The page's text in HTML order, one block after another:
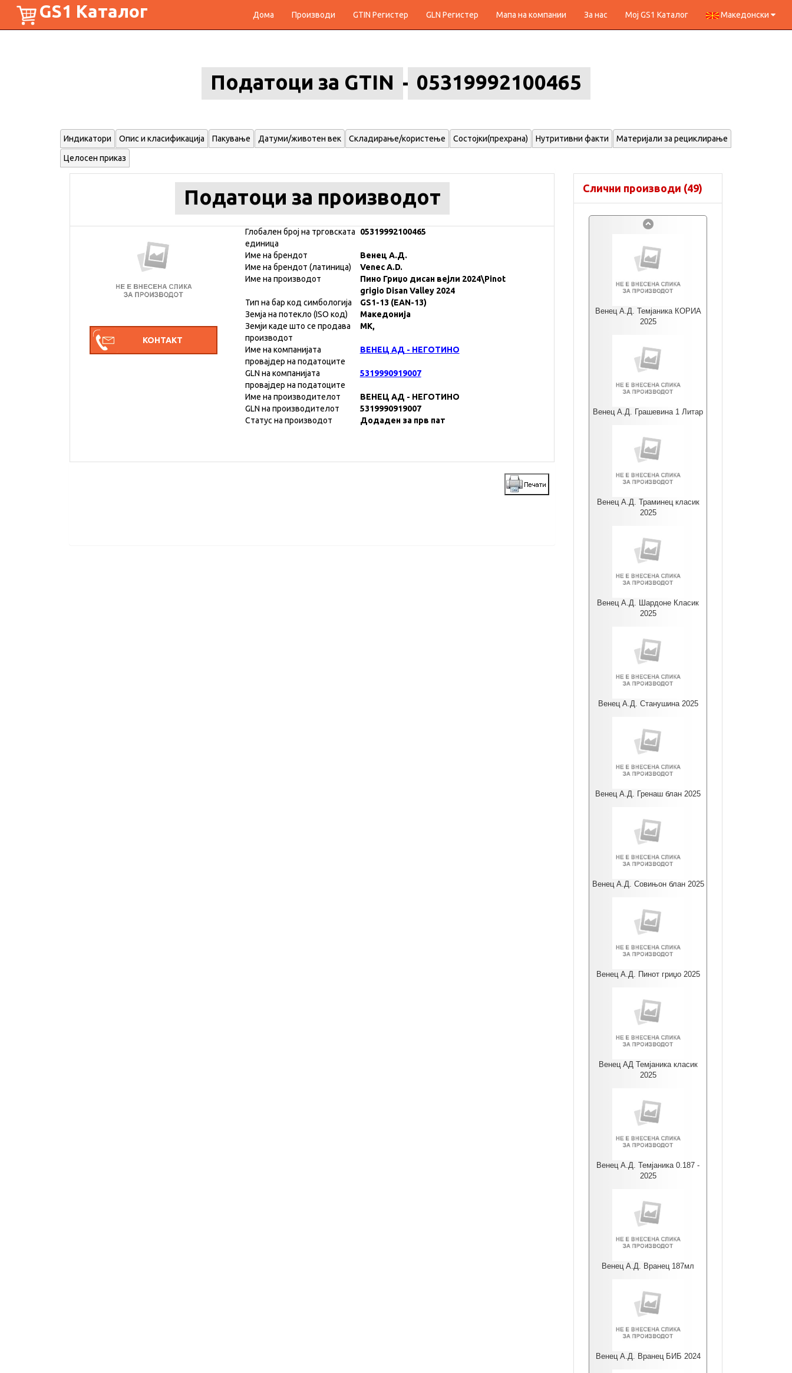
GS1 Каталог Дома Производи GTIN Регистер GLN Регистер Мапа на компании За нас Мој GS1 Каталог Македонски
Податоци за GTIN 05319992100465
Индикатори Опис и класификација Пакување Датуми/животен век Складирање/користење Состојки(прехрана) Нутритивни факти Материјали за рециклирање
Целосен приказ
Податоци за производот
Глобален број на трговската
единица
05319992100465
Име на брендот
Венец А.Д.
Име на брендот (латиница)
Venec A.D.
Име на производот
Пино Гриџо дисан вејли 2024\Pinot
grigio Disan Valley 2024
Тип на бар код симбологија
GS1-13 (EAN-13)
Земја на потекло (ISO код)
Македонија
Земји каде што се продава
производот
MK,
Име на компанијата
провајдер на податоците
ВЕНЕЦ АД - НЕГОТИНО
GLN на компанијата
провајдер на податоците
5319990919007
Име на производителот
ВЕНЕЦ АД - НЕГОТИНО
GLN на производителот
5319990919007
Статус на производот
Додаден за прв пат
Слични производи (49)
Венец А.Д. Темјаника КОРИА
2025
Венец А.Д. Грашевина 1 Литар
Венец А.Д. Траминец класик
2025
Венец А.Д. Шардоне Класик
2025
Венец А.Д. Станушина 2025
Венец А.Д. Гренаш блан 2025
Венец А.Д. Совињон блан 2025
Венец А.Д. Пинот гриџо 2025
Венец АД Темјаника класик
2025
Венец А.Д. Темјаника 0.187 -
2025
Венец А.Д. Вранец 187мл
Венец А.Д. Вранец БИБ 2024